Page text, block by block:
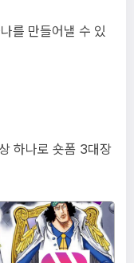
를 만들어낼 수 있
하나로 숏폼 3대장